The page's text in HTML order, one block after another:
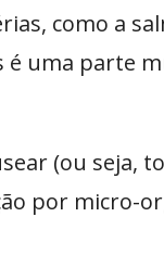
como a
é uma parte
(ou seja,
por micro-